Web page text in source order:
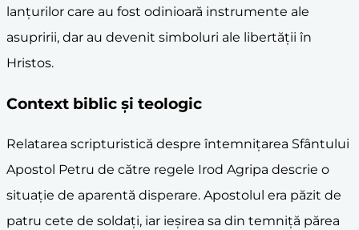
lanțurilor care au fost odinioară instrumente ale
asupririi, dar au devenit simboluri ale libertății în
Hristos.
Context biblic și teologic
Relatarea scripturistică despre întemnițarea Sfântului
Apostol Petru de către regele Irod Agripa descrie o
situație de aparentă disperare. Apostolul era păzit de
patru cete de soldați, iar ieșirea sa din temniță părea